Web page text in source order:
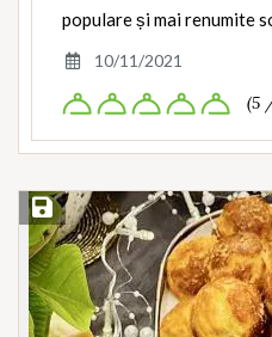
populare și mai renumite
10/11/2021
(5
Save Recipe